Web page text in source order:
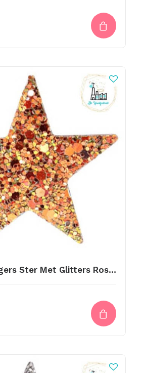
Imi Leer Hangers Ster Met Glitters Rosegold-Gold 5cm